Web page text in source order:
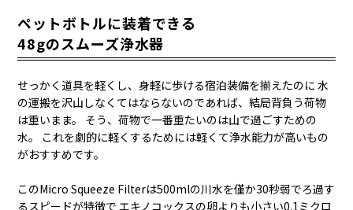
ペットボトルに装着できる
48gのスムーズ浄水器
せっかく道具を軽くし、身軽に歩ける宿泊装備を揃えたのに 水
の運搬を沢山しなくてはならないのであれば、結局背負う荷物
は重いまま。 そう、荷物で一番重たいのは山で過ごすための
水。 これを劇的に軽くするためには軽くて浄水能力が高いもの
がおすすめです。
このMicro Squeeze Filterは500mlの川水を僅か30秒弱でろ過す
るスピードが特徴で エキノコックスの卵よりも小さい0.1ミクロ